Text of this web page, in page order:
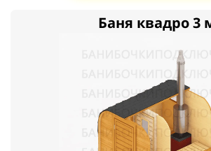
Баня квадро 3